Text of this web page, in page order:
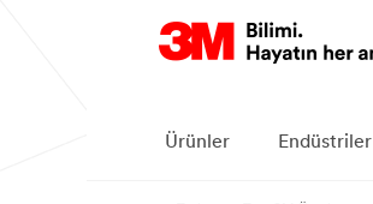
Ürünler Endüstriler